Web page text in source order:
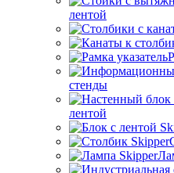
лентой
стенды
лентой